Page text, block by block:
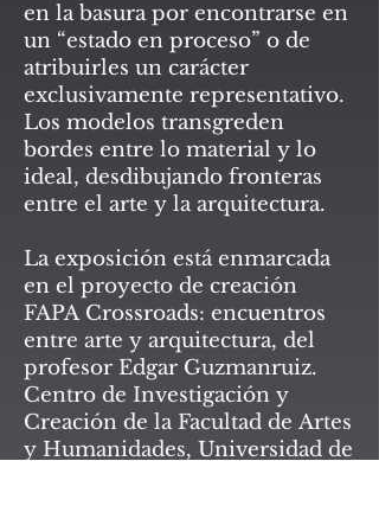
en la basura por encontrarse en
un “estado en proceso” o de
atribuirles un carácter
exclusivamente representativo.
Los modelos transgreden
bordes entre lo material y lo
ideal, desdibujando fronteras
entre el arte y la arquitectura.
La exposición está enmarcada
en el proyecto de creación
FAPA Crossroads: encuentros
entre arte y arquitectura, del
profesor Edgar Guzmanruiz.
Centro de Investigación y
Creación de la Facultad de Artes
y Humanidades, Universidad de